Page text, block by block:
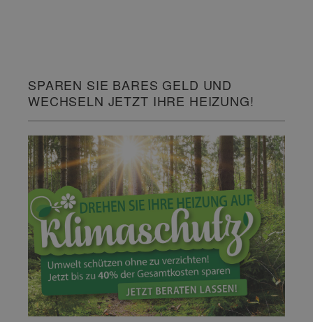
SPAREN SIE BARES GELD UND
WECHSELN JETZT IHRE HEIZUNG!